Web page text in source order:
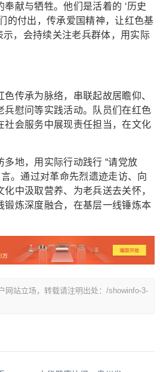
献与牺牲。他们是活着的 ‘历史
的付出，传承爱国精神，让红色基
示，会持续关注老兵群体，用实际
传承为脉络，串联起故居瞻仰、
兵慰问等实践活动。队员们在红色
社会服务中展现责任担当，在文化
地，用实际行动践行 “请党放
。通过对革命先烈遗迹走访、向
中汲取营养、为老兵送去关怀，
锻炼深度融合，在基层一线锤炼本
网站立场，转载请注明出处：/showinfo-3-